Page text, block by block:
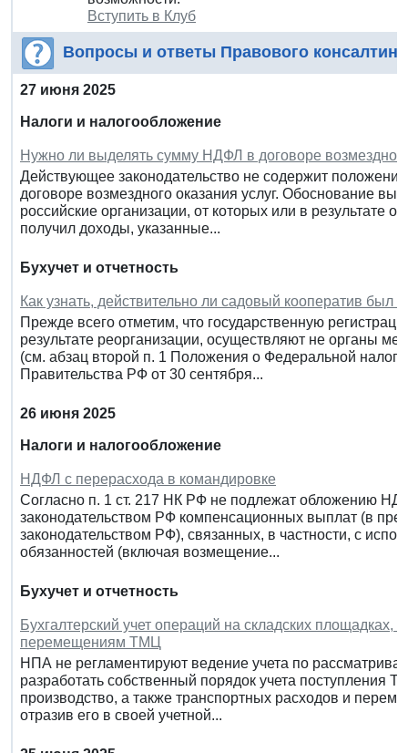
Вступить в Клуб
Вопросы и ответы Правового
27 июня 2025
Налоги и налогообложение
Нужно ли выделять сумму НДФЛ в договоре
Действующее законодательство не содержит
договоре возмездного оказания услуг. Обоснование
российские организации, от которых или в результате
получил доходы, указанные...
Бухучет и отчетность
Как узнать, действительно ли садовый кооператив был
Прежде всего отметим, что государственную
результате реорганизации, осуществляют не органы
(см. абзац второй п. 1 Положения о Федеральной
Правительства РФ от 30 сентября...
26 июня 2025
Налоги и налогообложение
НДФЛ с перерасхода в командировке
Согласно п. 1 ст. 217 НК РФ не подлежат обложению
законодательством РФ компенсационных выплат (в
законодательством РФ), связанных, в частности, с
обязанностей (включая возмещение...
Бухучет и отчетность
Бухгалтерский учет операций на складских
перемещениям ТМЦ
НПА не регламентируют ведение учета по
разработать собственный порядок учета поступления
производство, а также транспортных расходов и
отразив его в своей учетной...